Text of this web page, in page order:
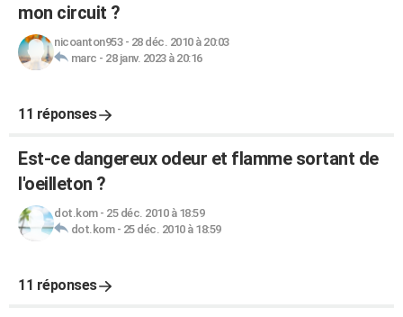
mon circuit ?
nicoanton953- 28 déc. 2010 à 20:03
marc - 28 janv. 2023 à 20:16
11 réponses
Est-ce dangereux odeur et flamme sortant de
l'oeilleton ?
dot.kom- 25 déc. 2010 à 18:59
dot.kom- 25 déc. 2010 à 18:59
11 réponses